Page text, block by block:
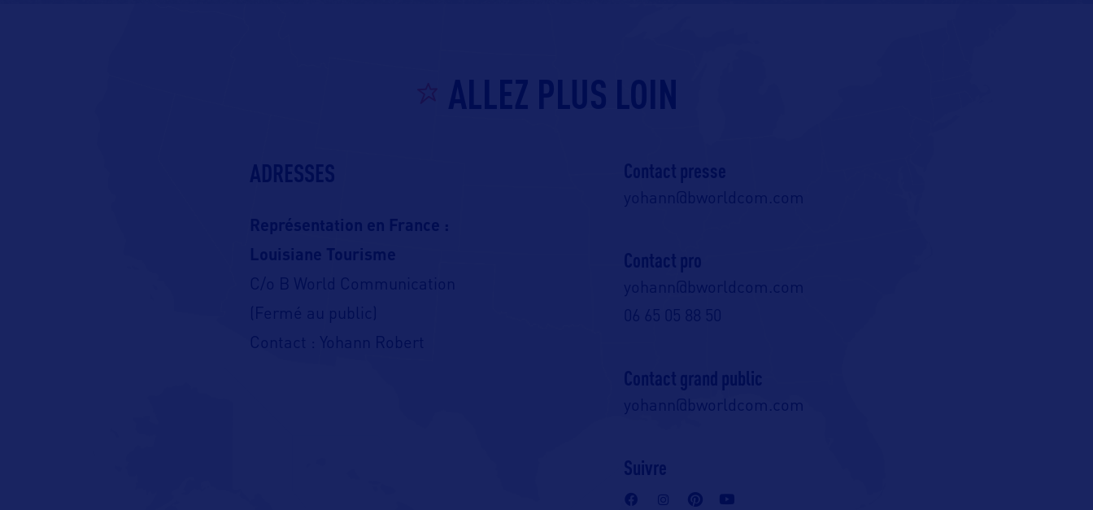
ALLEZ PLUS LOIN
ADRESSES
Représentation en France :
C/o B World Communication
Contact : Yohann Robert
Contact presse
yohann@bworldcom.com
Contact pro
yohann@bworldcom.com
06 65 05 88 50
Contact grand public
yohann@bworldcom.com
Suivre